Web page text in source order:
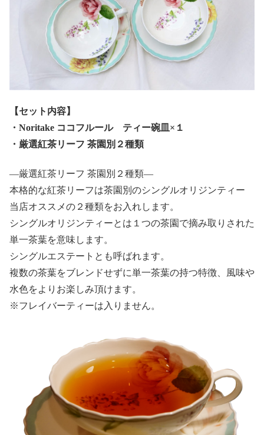
【セット内容】
・Noritake ココフルール ティー碗皿×１
・厳選紅茶リーフ 茶園別２種類
—厳選紅茶リーフ 茶園別２種類—
本格的な紅茶リーフは茶園別のシングルオリジンティー
当店オススメの２種類をお入れします。
シングルオリジンティーとは１つの茶園で摘み取りされた
単一茶葉を意味します。
シングルエステートとも呼ばれます。
複数の茶葉をブレンドせずに単一茶葉の持つ特徴、風味や
水色をよりお楽しみ頂けます。
※フレイバーティーは入りません。